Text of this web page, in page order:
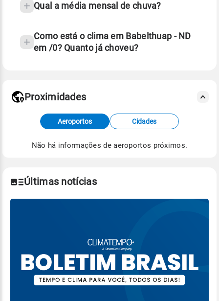
Qual a média mensal de chuva?
Como está o clima em Babelthuap - ND
em /0? Quanto já choveu?
Fonte: dados combinados de estações
meteorológicas e satélite do Centro de Previsão
de Tempo e Estudos Climáticos (CPTEC).
Proximidades
Aeroportos Cidades
Não há informações de aeroportos próximos.
Últimas notícias